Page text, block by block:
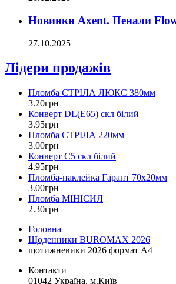
Новинки Axent. Пенали
27.10.2025
Лідери продажів
Пломба СТРІЛА ЛЮКС 380мм
3.20грн
Конверт DL(Е65) скл білий
3.95грн
Пломба СТРІЛА 220мм
3.00грн
Конверт С5 скл білий
4.95грн
Пломба-наклейка Гарант 70х20мм
3.00грн
Пломба МІНІСИЛ
2.30грн
Головна
Щоденники BUROMAX 2026
щотижневики 2026 формат А4
Контакти
01042 Україна, м.Київ